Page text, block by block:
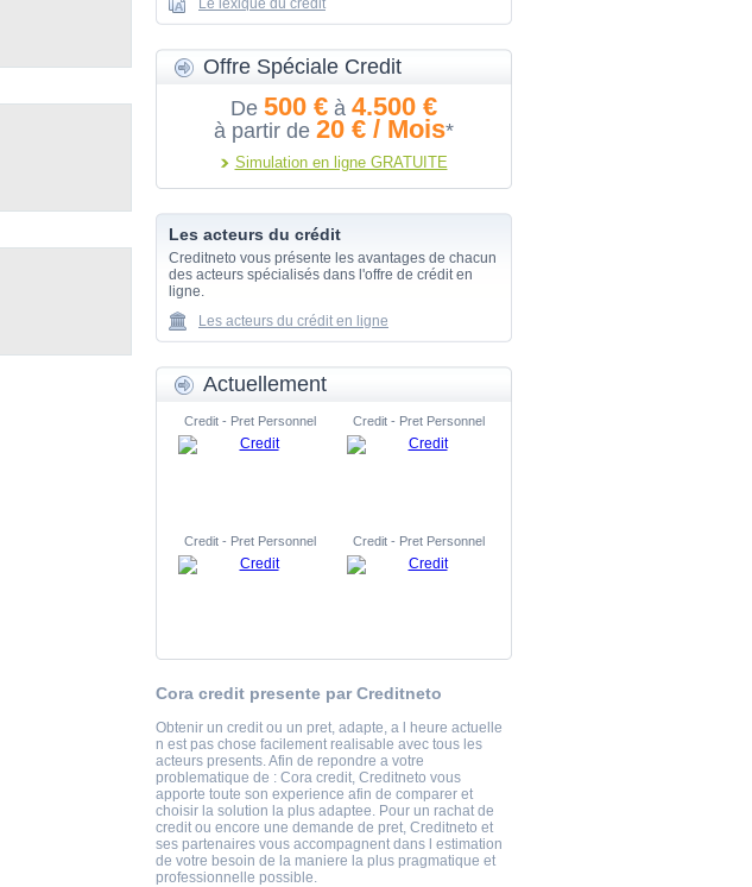
Le lexique du crédit
Offre Spéciale Credit
De 500 € à 4.500 €
à partir de 20 € / Mois*
Simulation en ligne GRATUITE
Les acteurs du crédit
Creditneto vous présente les avantages de chacun
des acteurs spécialisés dans l'offre de crédit en
ligne.
Les acteurs du crédit en ligne
Actuellement
Credit - Pret Personnel Credit - Pret Personnel
Credit - Pret Personnel Credit - Pret Personnel
Cora credit presente par Creditneto
Obtenir un credit ou un pret, adapte, a l heure actuelle
n est pas chose facilement realisable avec tous les
acteurs presents. Afin de repondre a votre
problematique de : Cora credit, Creditneto vous
apporte toute son experience afin de comparer et
choisir la solution la plus adaptee. Pour un rachat de
credit ou encore une demande de pret, Creditneto et
ses partenaires vous accompagnent dans l estimation
de votre besoin de la maniere la plus pragmatique et
professionnelle possible.